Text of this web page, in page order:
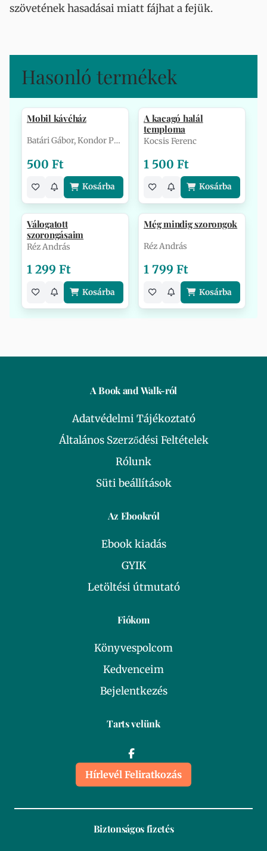
szövetének hasadásai miatt fájhat a fejük.
Hasonló termékek
Mobil kávéház
Batári Gábor, Kondor Péter, Bene Z…
500 Ft
Kosárba
A kacagó halál
temploma
Kocsis Ferenc
1 500 Ft
Kosárba
Válogatott
szorongásaim
Réz András
1 299 Ft
Kosárba
Még mindig szorongok
Réz András
1 799 Ft
Kosárba
A Book and Walk-ról
Adatvédelmi Tájékoztató
Általános Szerződési Feltételek
Rólunk
Süti beállítások
Az Ebookról
Ebook kiadás
GYIK
Letöltési útmutató
Fiókom
Könyvespolcom
Kedvenceim
Bejelentkezés
Tarts velünk
Hírlevél Feliratkozás
Biztonságos fizetés